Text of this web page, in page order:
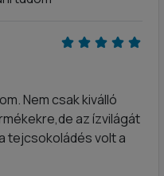
Nem csak kiválló
az ízvilágát
tejcsokoládés volt a